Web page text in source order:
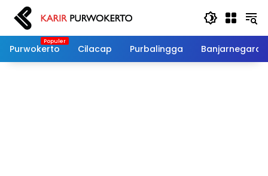
Langsung
konten
Purwokerto
Cilacap Purbalingga Banjarnegara